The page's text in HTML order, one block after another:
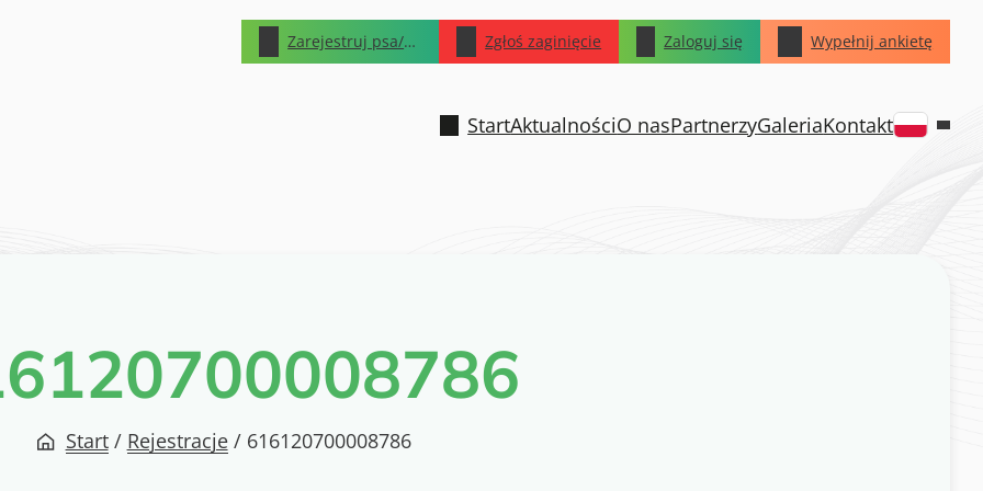
Zarejestruj psa/kota Zgłoś zaginięcie Zaloguj się Wypełnij ankietę
StartAktualnościO nasPartnerzyGaleriaKontakt
Start / Rejestracje / 616120700008786